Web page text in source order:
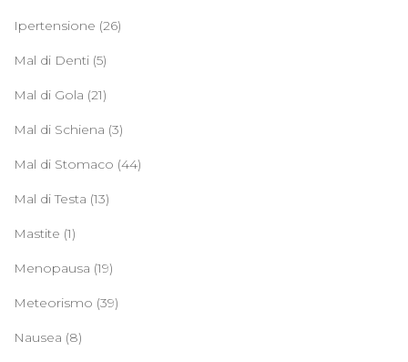
Ipertensione (26)
Mal di Denti (5)
Mal di Gola (21)
Mal di Schiena (3)
Mal di Stomaco (44)
Mal di Testa (13)
Mastite (1)
Menopausa (19)
Meteorismo (39)
Nausea (8)